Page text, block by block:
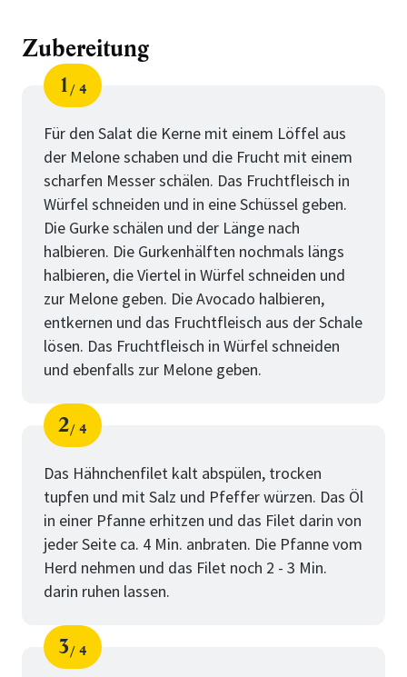
Zubereitung
Schritt
1
von
4
Für den Salat die Kerne mit einem Löffel aus
der Melone schaben und die Frucht mit einem
scharfen Messer schälen. Das Fruchtfleisch in
Würfel schneiden und in eine Schüssel geben.
Die Gurke schälen und der Länge nach
halbieren. Die Gurkenhälften nochmals längs
halbieren, die Viertel in Würfel schneiden und
zur Melone geben. Die Avocado halbieren,
entkernen und das Fruchtfleisch aus der Schale
lösen. Das Fruchtfleisch in Würfel schneiden
und ebenfalls zur Melone geben.
Schritt
2
von
4
Das Hähnchenfilet kalt abspülen, trocken
tupfen und mit Salz und Pfeffer würzen. Das Öl
in einer Pfanne erhitzen und das Filet darin von
jeder Seite ca. 4 Min. anbraten. Die Pfanne vom
Herd nehmen und das Filet noch 2 - 3 Min.
darin ruhen lassen.
Schritt
3
von
4